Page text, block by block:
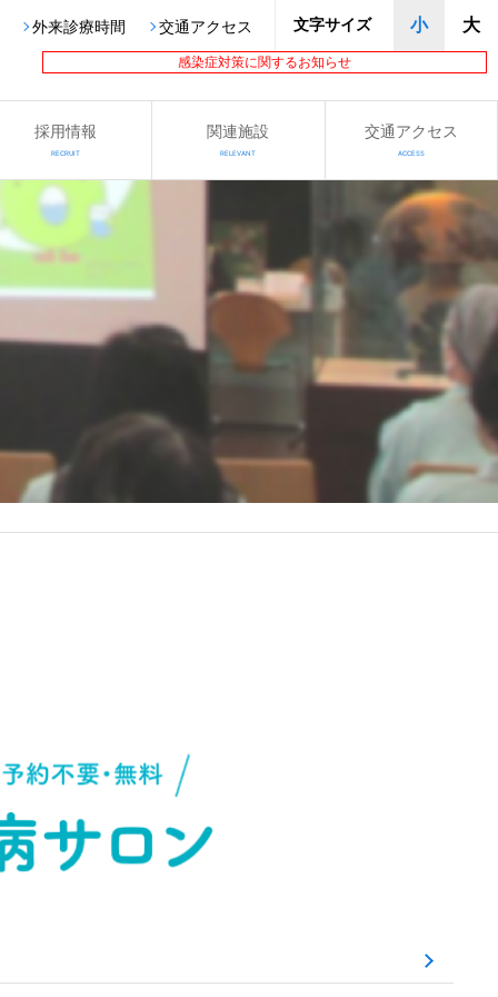
感染症対策に関するお知らせ
外来診療時間 交通アクセス 文字サイズ 小 大
採用情報
RECRUIT
関連施設
RELEVANT
交通アクセス
ACCESS